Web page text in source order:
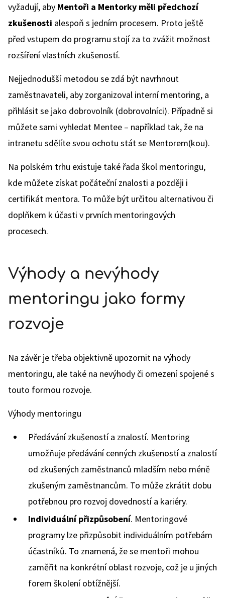
vyžadují, aby Mentoři a Mentorky měli předchozí
zkušenosti alespoň s jedním procesem. Proto ještě
před vstupem do programu stojí za to zvážit možnost
rozšíření vlastních zkušeností.
Nejjednodušší metodou se zdá být navrhnout
zaměstnavateli, aby zorganizoval interní mentoring, a
přihlásit se jako dobrovolník (dobrovolníci). Případně si
můžete sami vyhledat Mentee – například tak, že na
intranetu sdělíte svou ochotu stát se Mentorem(kou).
Na polském trhu existuje také řada škol mentoringu,
kde můžete získat počáteční znalosti a později i
certifikát mentora. To může být určitou alternativou či
doplňkem k účasti v prvních mentoringových
procesech.
Výhody a nevýhody
mentoringu jako formy
rozvoje
Na závěr je třeba objektivně upozornit na výhody
mentoringu, ale také na nevýhody či omezení spojené s
touto formou rozvoje.
Výhody mentoringu
Předávání zkušeností a znalostí. Mentoring
umožňuje předávání cenných zkušeností a znalostí
od zkušených zaměstnanců mladším nebo méně
zkušeným zaměstnancům. To může zkrátit dobu
potřebnou pro rozvoj dovedností a kariéry.
Individuální přizpůsobení. Mentoringové
programy lze přizpůsobit individuálním potřebám
účastníků. To znamená, že se mentoři mohou
zaměřit na konkrétní oblast rozvoje, což je u jiných
forem školení obtížnější.